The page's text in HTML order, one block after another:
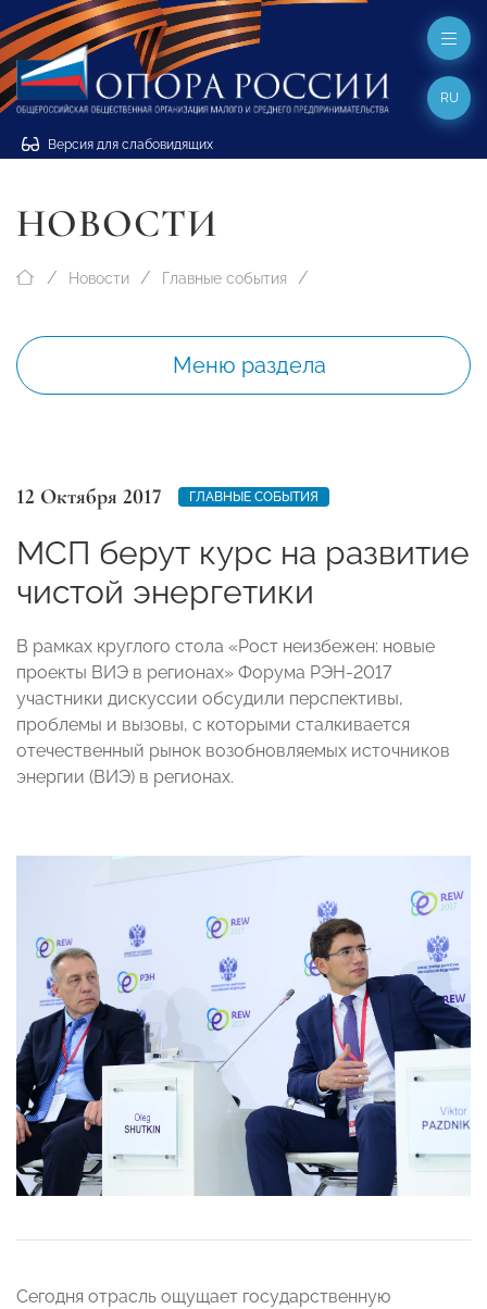
Версия для слабовидящих
RU
НОВОСТИ
Новости Главные события
Меню раздела
12 Октября 2017 ГЛАВНЫЕ СОБЫТИЯ
МСП берут курс на развитие
чистой энергетики
В рамках круглого стола «Рост неизбежен: новые
проекты ВИЭ в регионах» Форума РЭН-2017
участники дискуссии обсудили перспективы,
проблемы и вызовы, с которыми сталкивается
отечественный рынок возобновляемых источников
энергии (ВИЭ) в регионах.
Сегодня отрасль ощущает государственную